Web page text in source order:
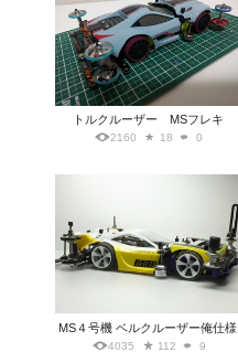
トルクルーザー MSフレキ
2160 18 0
MS４号機 ベルクルーザー俺仕様
4035 112 9